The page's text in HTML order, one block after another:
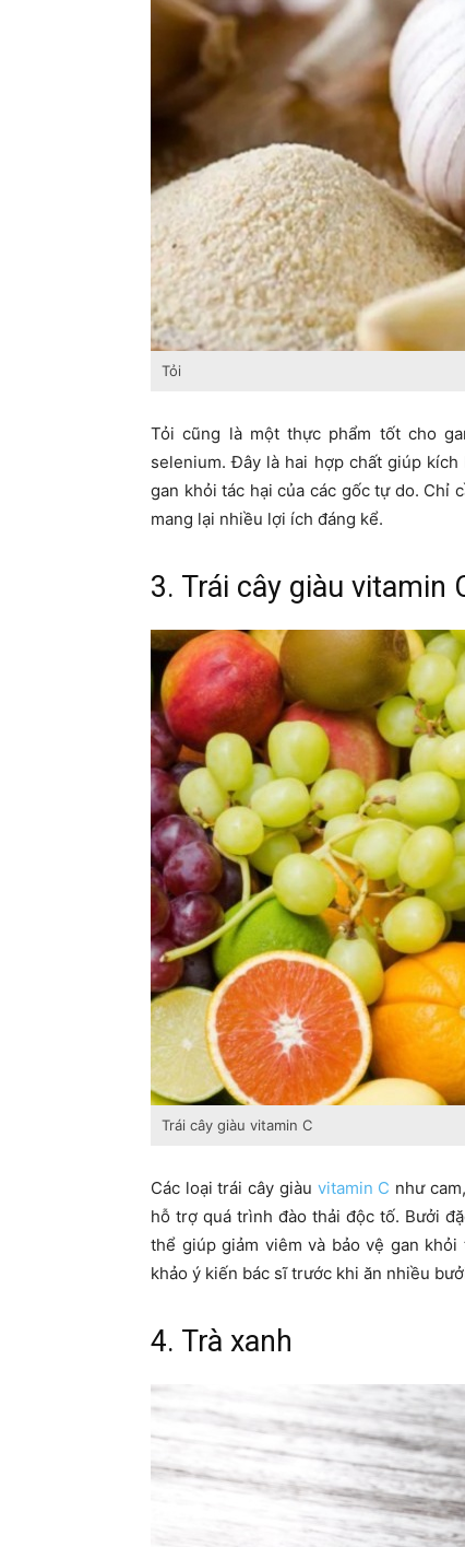
Tỏi
Tỏi cũng là một thực phẩm tốt cho
selenium. Đây là hai hợp chất giúp
gan khỏi tác hại của các gốc tự do. Chỉ
mang lại nhiều lợi ích đáng kể.
3. Trái cây giàu vitamin
Trái cây giàu vitamin C
Các loại trái cây giàu vitamin C như
hỗ trợ quá trình đào thải độc tố. Bưởi
thể giúp giảm viêm và bảo vệ gan
khảo ý kiến bác sĩ trước khi ăn nhiều
4. Trà xanh